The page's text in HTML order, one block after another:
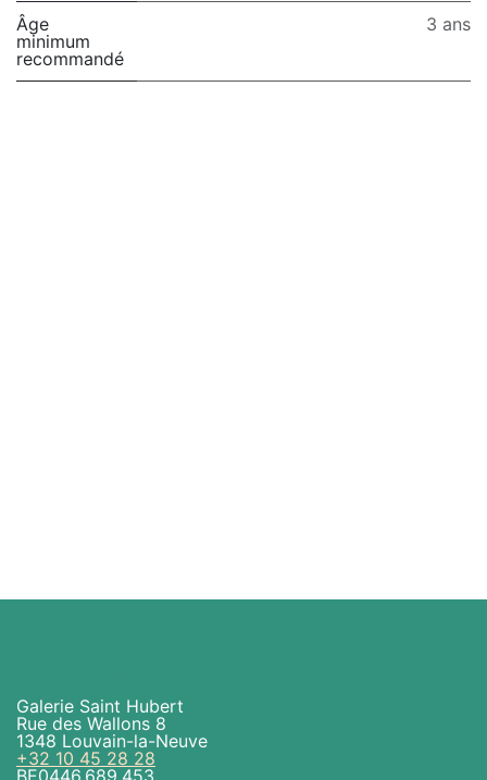
Âge
minimum
recommandé
3 ans
Galerie Saint Hubert
Rue des Wallons 8
1348 Louvain-la-Neuve
+32 10 45 28 28
BE0446.689.453